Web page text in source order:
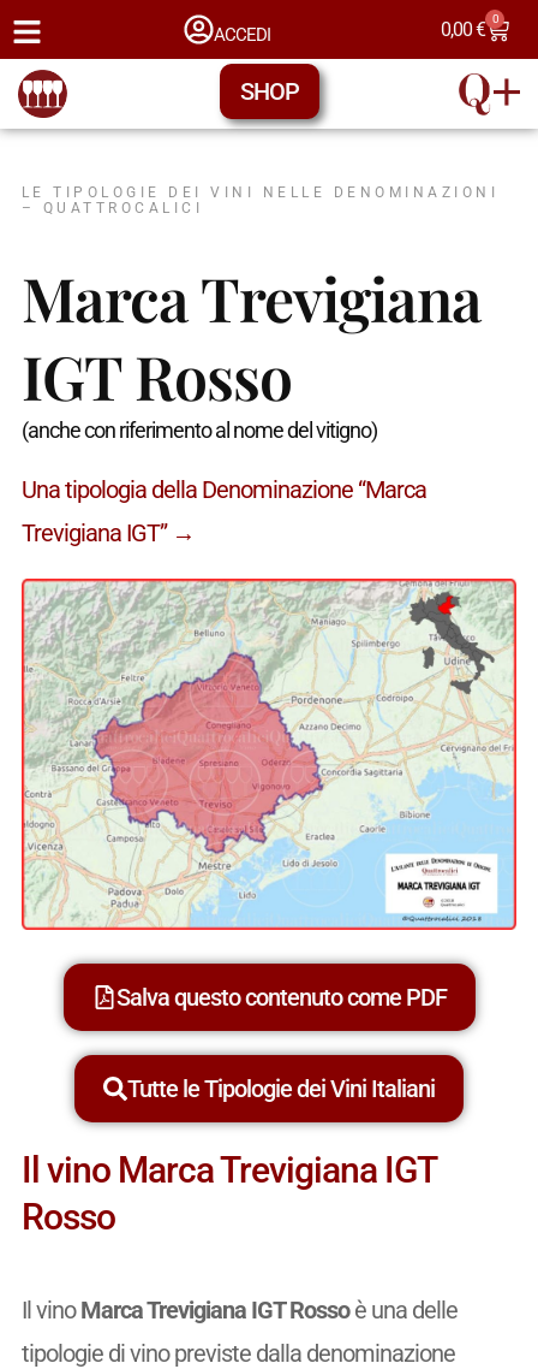
ACCEDI 0,00€ 0
SHOP
LE TIPOLOGIE DEI VINI NELLE DENOMINAZIONI
– QUATTROCALICI
Marca Trevigiana
IGT Rosso
(anche con riferimento al nome del vitigno)
Una tipologia della Denominazione “Marca
Trevigiana IGT” →
Salva questo contenuto come PDF
Tutte le Tipologie dei Vini Italiani
Il vino Marca Trevigiana IGT
Rosso
Il vinoMarca Trevigiana IGT Rossoè una delle
tipologie di vino previste dalla denominazione